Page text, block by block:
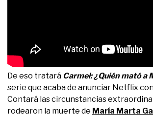
De eso tratará Carmel: ¿Quién mató a
serie que acaba de anunciar Netflix
Contará las circunstancias
rodearon la muerte de María Marta